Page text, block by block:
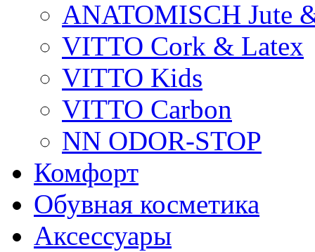
ANATOMISCH Jute
VITTO Cork & Latex
VITTO Kids
VITTO Carbon
NN ODOR-STOP
Комфорт
Обувная косметика
Аксессуары